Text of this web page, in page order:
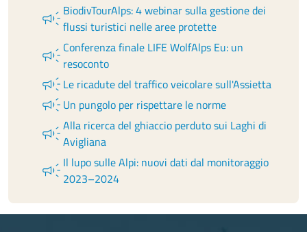
campaign BiodivTourAlps: 4 webinar sulla gestione dei
flussi turistici nelle aree protette
campaign Conferenza finale LIFE WolfAlps Eu: un
resoconto
campaign Le ricadute del traffico veicolare sull'Assietta
campaign Un pungolo per rispettare le norme
campaignAlla ricerca del ghiaccio perduto sui Laghi di
Avigliana
campaign Il lupo sulle Alpi: nuovi dati dal monitoraggio
2023–2024